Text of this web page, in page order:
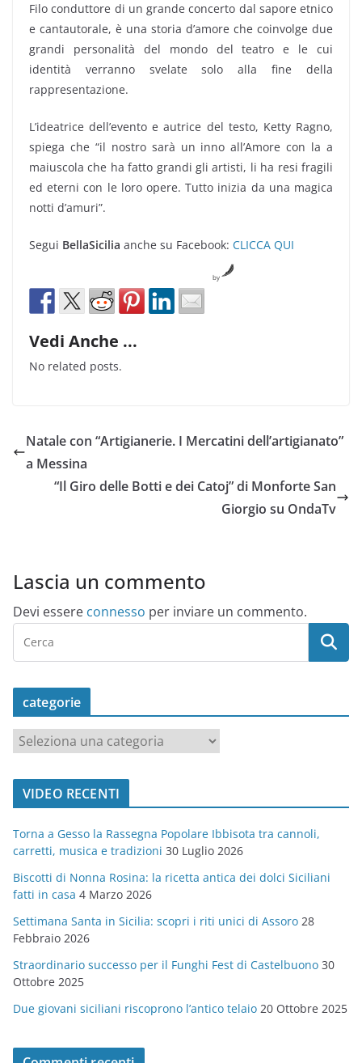
Filo conduttore di un grande concerto dal sapore etnico
e cantautorale, è una storia d’amore che coinvolge due
grandi personalità del mondo del teatro e le cui
identità verranno svelate solo alla fine della
rappresentazione.
L’ideatrice dell’evento e autrice del testo, Ketty Ragno,
spiega che “il nostro sarà un inno all’Amore con la a
maiuscola che ha fatto grandi gli artisti, li ha resi fragili
ed eterni con le loro opere. Tutto inizia da una magica
notti d’amuri”.
Segui BellaSicilia anche su Facebook: CLICCA QUI
by
Vedi Anche ...
No related posts.
Natale con “Artigianerie. I Mercatini dell’artigianato”
a Messina
“Il Giro delle Botti e dei Catoj” di Monforte San
Giorgio su OndaTv
Lascia un commento
Devi essere connesso per inviare un commento.
categorie
t
o
r
i
e
VIDEO RECENTI
Torna a Gesso la Rassegna Popolare Ibbisota tra cannoli,
carretti, musica e tradizioni 30 Luglio 2026
Biscotti di Nonna Rosina: la ricetta antica dei dolci Siciliani
fatti in casa 4 Marzo 2026
Settimana Santa in Sicilia: scopri i riti unici di Assoro 28
Febbraio 2026
Straordinario successo per il Funghi Fest di Castelbuono 30
Ottobre 2025
Due giovani siciliani riscoprono l’antico telaio 20 Ottobre 2025